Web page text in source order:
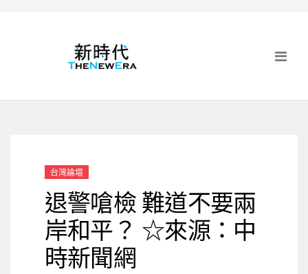
台灣論壇
退警嗆檢 難道不要兩
岸和平？ ☆來源：中
時新聞網